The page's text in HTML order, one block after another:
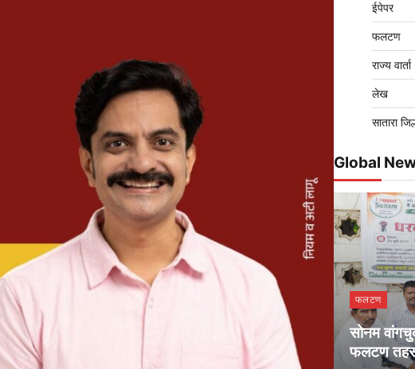
ईपेपर
फलटण
राज्य वार्ता
लेख
सातारा
Global
फलटण
सोनम
फलटण